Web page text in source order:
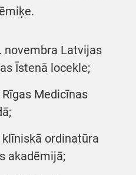
novembra Latvijas
Īstenā locekle;
Medicīnas
klīniskā ordinatūra
akadēmijā;